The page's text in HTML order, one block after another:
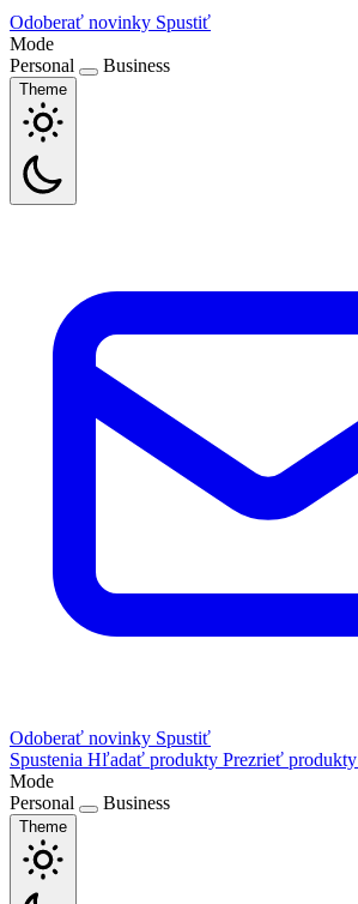
Odoberať novinky Spustiť
Mode
Personal
Business
Theme
Odoberať novinky Spustiť
Spustenia Hľadať produkty Prezrieť produkty
Mode
Personal
Business
Theme